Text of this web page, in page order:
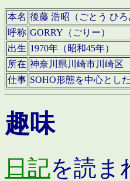
本名 後藤 浩昭（ごとう ひろ
呼称 GORRY（ごりー）
出生 1970年（昭和45年）
所在 神奈川県川崎市川崎区
仕事 SOHO形態を中心とし
趣味
日記を読ま